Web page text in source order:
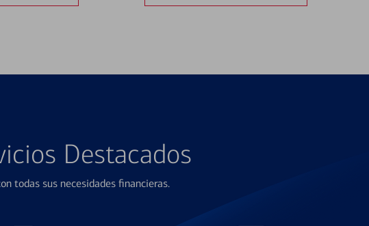
Destacados
todas sus necesidades financieras.